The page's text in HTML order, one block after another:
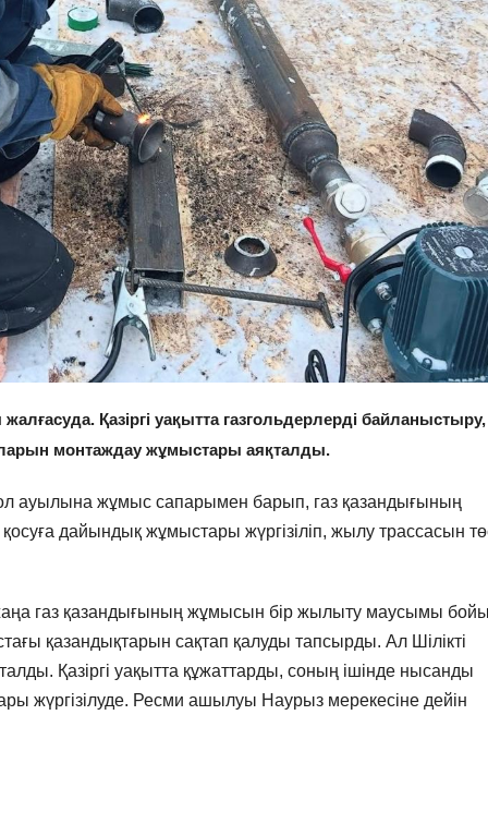
Қазіргі уақытта газгольдерлерді байланыстыру,
монтаждау жұмыстары аяқталды.
ауылына жұмыс сапарымен барып, газ қазандығының
дайындық жұмыстары жүргізіліп, жылу трассасын
газ қазандығының жұмысын бір жылыту маусымы
қазандықтарын сақтап қалуды тапсырды. Ал Шілікті
Қазіргі уақытта құжаттарды, соның ішінде нысанды
жүргізілуде. Ресми ашылуы Наурыз мерекесіне дейін